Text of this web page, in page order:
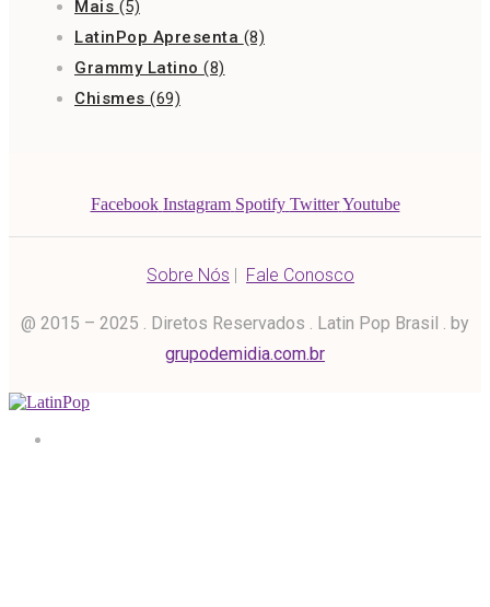
Mais (5)
LatinPop Apresenta (8)
Grammy Latino (8)
Chismes (69)
Facebook Instagram Spotify Twitter Youtube
Sobre Nós | Fale Conosco
@ 2015 – 2025 . Diretos Reservados . Latin Pop Brasil . by
grupodemidia.com.br